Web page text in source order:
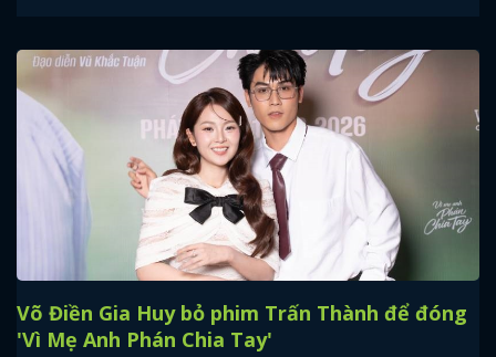
Võ Điền Gia Huy bỏ phim Trấn Thành để đóng
'Vì Mẹ Anh Phán Chia Tay'